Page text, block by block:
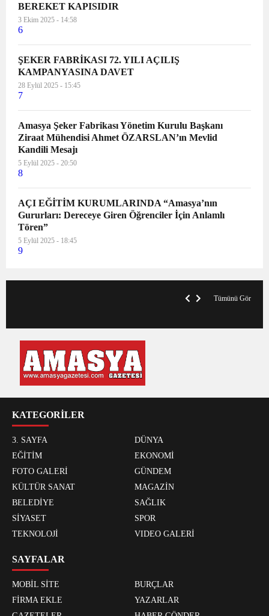
BEREKET KAPISIDIR
3 Ekim 2025 - 14:58
6
ŞEKER FABRİKASI 72. YILI AÇILIŞ
KAMPANYASINA DAVET
28 Eylül 2025 - 15:45
7
Amasya Şeker Fabrikası Yönetim Kurulu Başkanı
Ziraat Mühendisi Ahmet ÖZARSLAN’ın Mevlid
Kandili Mesajı
5 Eylül 2025 - 20:50
8
AÇI EĞİTİM KURUMLARINDA “Amasya’nın
Gururları: Dereceye Giren Öğrenciler İçin Anlamlı
Tören”
5 Eylül 2025 - 18:45
9
Tümünü Gör
KATEGORİLER
3. SAYFA
DÜNYA
EĞİTİM
EKONOMİ
FOTO GALERİ
GÜNDEM
KÜLTÜR SANAT
MAGAZİN
BELEDİYE
SAĞLIK
SİYASET
SPOR
TEKNOLOJİ
VIDEO GALERİ
SAYFALAR
MOBİL SİTE
BURÇLAR
FİRMA EKLE
YAZARLAR